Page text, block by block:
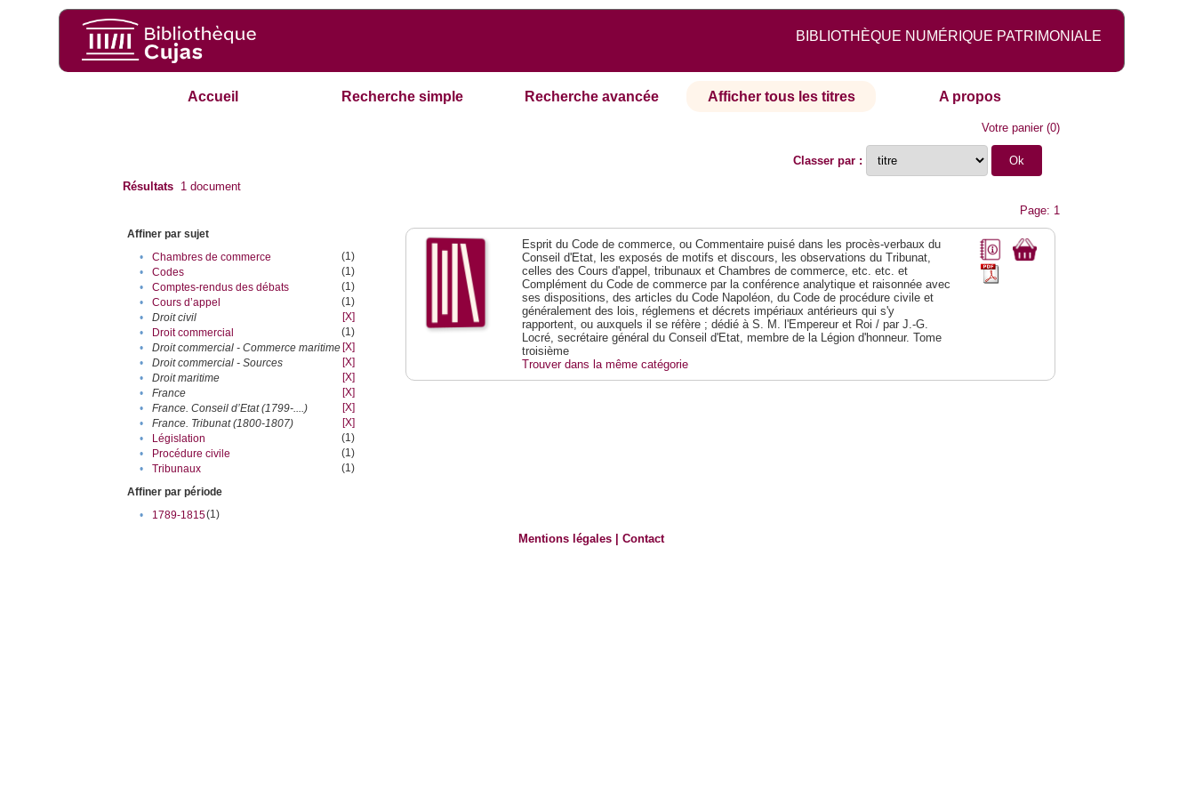
BIBLIOTHÈQUE NUMÉRIQUE PATRIMONIALE
Accueil Recherche simple Recherche avancée Afficher tous les titres A propos
Votre panier(0)
Classer par :
Résultats 1 document
Page: 1
Affiner par sujet
•
Chambres de commerce
(1)
•
Codes
(1)
•
Comptes-rendus des débats
(1)
•
Cours d’appel
(1)
•
Droit civil
[X]
•
Droit commercial
(1)
•
Droit commercial - Commerce maritime [X]
•
Droit commercial - Sources
[X]
•
Droit maritime
[X]
•
France
[X]
•
France. Conseil d’Etat (1799-....)
[X]
•
France. Tribunat (1800-1807)
[X]
•
Législation
(1)
•
Procédure civile
(1)
•
Tribunaux
(1)
Affiner par période
•
1789-1815(1)
Esprit du Code de commerce, ou Commentaire puisé dans les procès-verbaux du
Conseil d'Etat, les exposés de motifs et discours, les observations du Tribunat,
celles des Cours d'appel, tribunaux et Chambres de commerce, etc. etc. et
Complément du Code de commerce par la conférence analytique et raisonnée avec
ses dispositions, des articles du Code Napoléon, du Code de procédure civile et
généralement des lois, réglemens et décrets impériaux antérieurs qui s'y
rapportent, ou auxquels il se réfère ; dédié à S. M. l'Empereur et Roi / par J.-G.
Locré, secrétaire général du Conseil d'Etat, membre de la Légion d'honneur. Tome
troisième
Trouver dans la même catégorie
Mentions légales |Contact